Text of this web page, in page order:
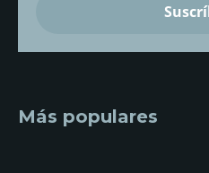
Más populares